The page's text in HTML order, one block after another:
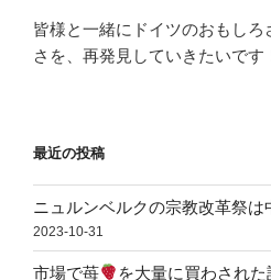
皆様と一緒にドイツのおもしろ
さを、再発見していきたいです
最近の投稿
ニュルンベルクの宗教改革祭は
2023-10-31
市場で苺 を大量に買わされた